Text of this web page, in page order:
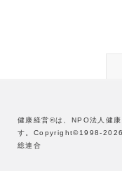
健康経営®は、NPO法人健
す。Copyright©1998-2026
総連合